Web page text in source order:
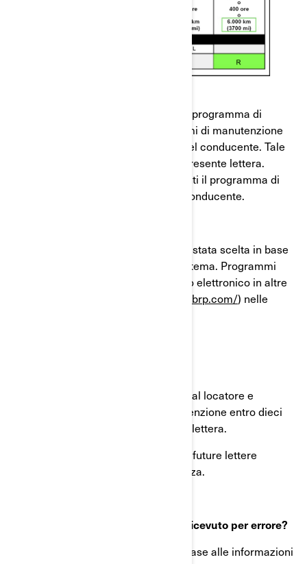
Le stiamo fornendo un Opuscolo sul programma di
manutenzione contenente programmi di manutenzione
rivisti, da conservare con la Guida del conducente. Tale
opuscolo è inviato unitamente alla presente lettera.
Sostituisce le informazioni riguardanti il programma di
manutenzione della Sua Guida del conducente.
La versione in lingua dell’opuscolo è stata scelta in base
alla lingua selezionata nel nostro sistema. Programmi
aggiornati sono disponibili in formato elettronico in altre
https://www.operatorsguides.brp.com/) nelle
● Inviare una copia di questa lettera al locatore e
l’Opuscolo sul programma di manutenzione entro dieci
giorni lavorativi dalla ricezione della lettera.
● Procedere allo stesso modo per le future lettere
relative a questo richiamo di sicurezza.
Cosa fare se questo avviso è stato ricevuto per errore?
Il presente avviso è stato inviato in base alle informazioni